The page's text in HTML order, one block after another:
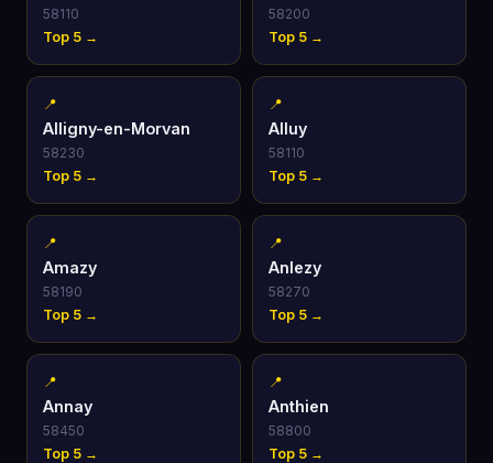
58110
Top 5 →
58200
Top 5 →
📍
Alligny-en-Morvan
58230
Top 5 →
📍
Alluy
58110
Top 5 →
📍
Amazy
58190
Top 5 →
📍
Anlezy
58270
Top 5 →
📍
Annay
58450
Top 5 →
📍
Anthien
58800
Top 5 →